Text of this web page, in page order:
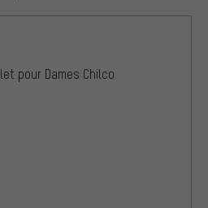
pour Dames Chilco